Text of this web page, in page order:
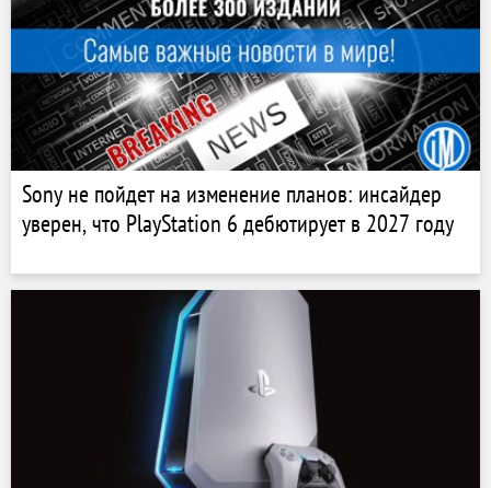
Sony не пойдет на изменение планов: инсайдер
уверен, что PlayStation 6 дебютирует в 2027 году